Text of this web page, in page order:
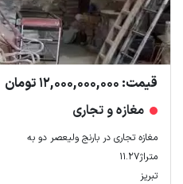
قیمت: 12,000,000,000 تومان
مغازه و تجاری
مغازه تجاری در بارنج ولیعصر دو به
متراژ۱۱.۲۷
تبریز